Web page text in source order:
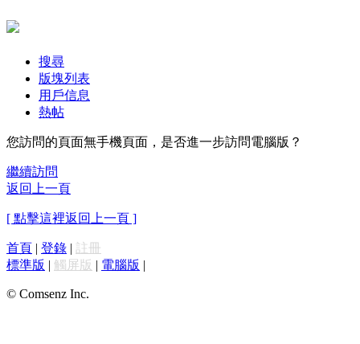
搜尋
版塊列表
用戶信息
熱帖
您訪問的頁面無手機頁面，是否進一步訪問電腦版？
繼續訪問
返回上一頁
[ 點擊這裡返回上一頁 ]
首頁 | 登錄 | 註冊
標準版 | 觸屏版 | 電腦版 |
© Comsenz Inc.